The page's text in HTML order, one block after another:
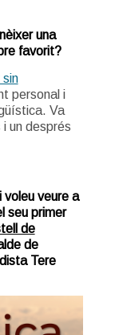
una
favorit?
sin
personal i
Va
un després
voleu veure a
seu primer
de
de
Tere